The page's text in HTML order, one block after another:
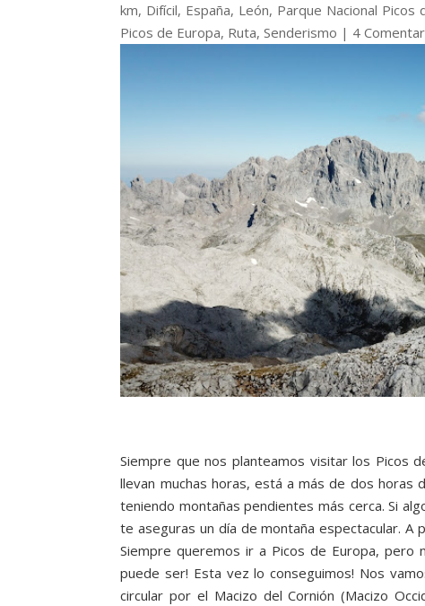
km, Difícil, España, León, Parque Nacional Picos
Picos de Europa, Ruta,Senderismo | 4
Siempre que nos planteamos visitar los Picos
llevan muchas horas, está a más de dos horas
teniendo montañas pendientes más cerca. Si
te aseguras un día de montaña espectacular.
Siempre queremos ir a Picos de Europa,
puede ser! Esta vez lo conseguimos! Nos
circular por el Macizo del Cornión (Macizo